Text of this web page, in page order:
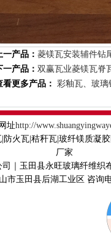
一产品： 菱镁瓦安装辅件钻
一产品： 双赢瓦业菱镁瓦脊
看更多产品：
彩釉瓦、玻
网址http://
火瓦|秸秆瓦|玻纤镁质凝
厂家
｜玉田县永旺玻璃纤维织
市玉田县后湖工业区 咨询